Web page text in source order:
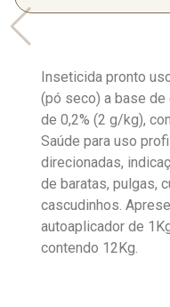
Inseticida pronto
(pó seco) a base de
de 0,2% (2 g/kg),
Saúde para uso
direcionadas,
de baratas, pulgas,
cascudinhos.
autoaplicador de
contendo 12Kg.